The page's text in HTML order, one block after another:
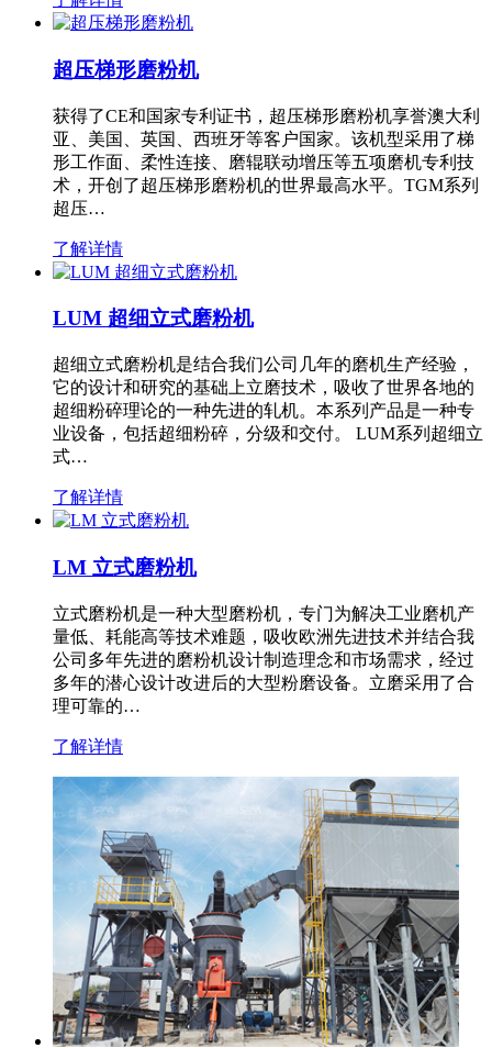
超压梯形磨粉机
获得了CE和国家专利证书，超压梯形磨粉机享誉澳大利
亚、美国、英国、西班牙等客户国家。该机型采用了梯
形工作面、柔性连接、磨辊联动增压等五项磨机专利技
术，开创了超压梯形磨粉机的世界最高水平。TGM系列
超压…
了解详情
LUM 超细立式磨粉机
超细立式磨粉机是结合我们公司几年的磨机生产经验，
它的设计和研究的基础上立磨技术，吸收了世界各地的
超细粉碎理论的一种先进的轧机。本系列产品是一种专
业设备，包括超细粉碎，分级和交付。 LUM系列超细立
式…
了解详情
LM 立式磨粉机
立式磨粉机是一种大型磨粉机，专门为解决工业磨机产
量低、耗能高等技术难题，吸收欧洲先进技术并结合我
公司多年先进的磨粉机设计制造理念和市场需求，经过
多年的潜心设计改进后的大型粉磨设备。立磨采用了合
理可靠的…
了解详情